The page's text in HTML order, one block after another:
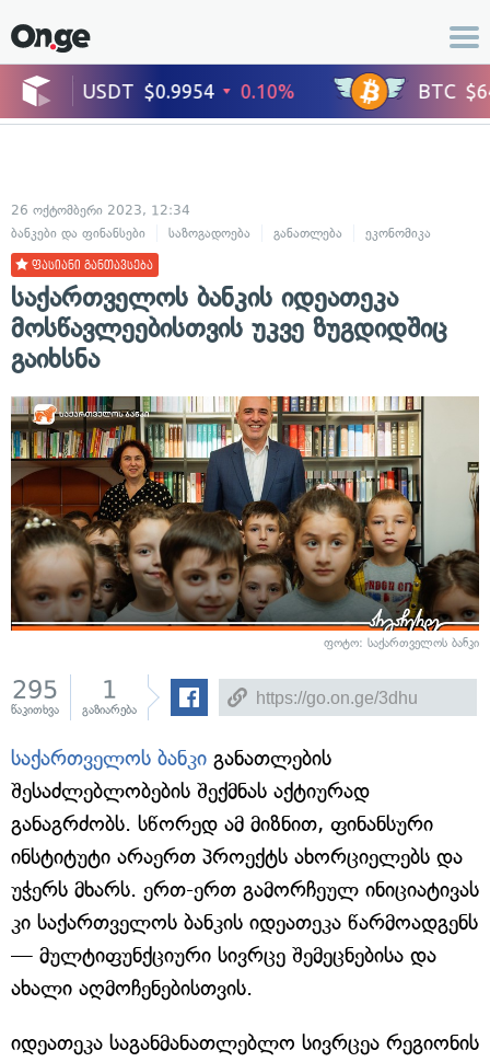
26 ოქტომბერი 2023, 12:34
ბანკები და ფინანსები
საზოგადოება განათლება ეკონომიკა
ფასიანი განთავსება
საქართველოს ბანკის იდეათეკა
მოსწავლეებისთვის უკვე ზუგდიდშიც
გაიხსნა
ფოტო: საქართველოს ბანკი
295
წაკითხვა
1
გაზიარება
საქართველოს ბანკი განათლების
შესაძლებლობების შექმნას აქტიურად
განაგრძობს. სწორედ ამ მიზნით, ფინანსური
ინსტიტუტი არაერთ პროექტს ახორციელებს და
უჭერს მხარს. ერთ-ერთ გამორჩეულ ინიციატივას
კი საქართველოს ბანკის იდეათეკა წარმოადგენს
— მულტიფუნქციური სივრცე შემეცნებისა და
ახალი აღმოჩენებისთვის.
იდეათეკა საგანმანათლებლო სივრცეა რეგიონის